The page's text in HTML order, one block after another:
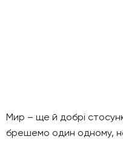
Мир – ще й добрі
брешемо один одному,